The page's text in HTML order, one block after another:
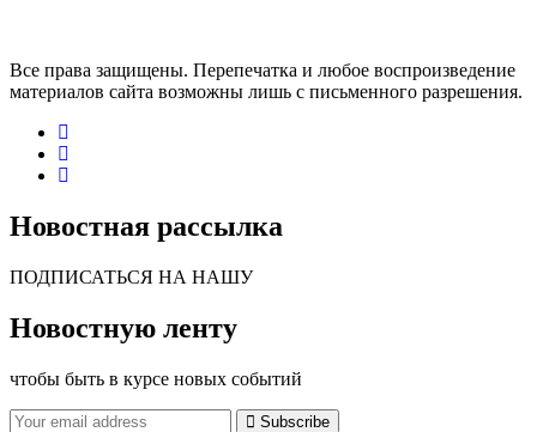
Все права защищены. Перепечатка и любое воспроизведение
материалов сайта возможны лишь с письменного разрешения.
Новостная рассылка
ПОДПИСАТЬСЯ НА НАШУ
Новостную ленту
чтобы быть в курсе новых событий
Subscribe